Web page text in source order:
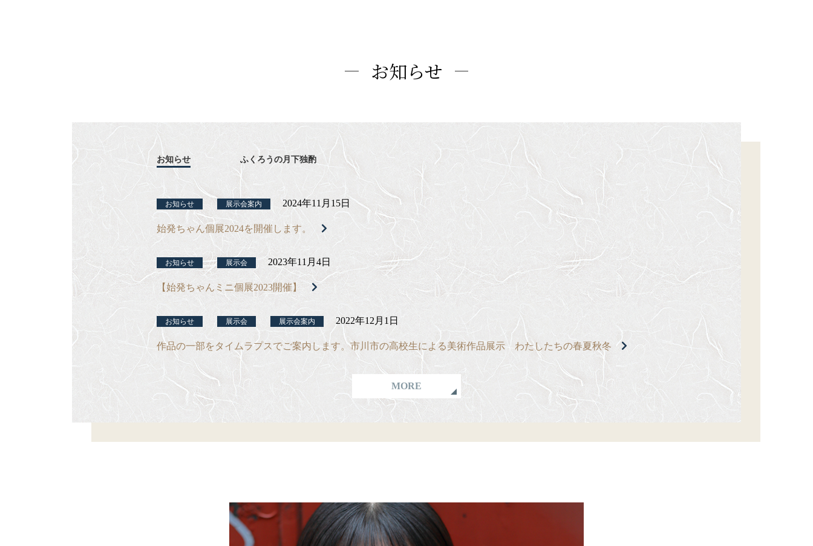
お知らせ
お知らせ ふくろうの月下独酌
お知らせ 展示会案内 2024年11月15日
始発ちゃん個展2024を開催します。
お知らせ 展示会 2023年11月4日
【始発ちゃんミニ個展2023開催】
お知らせ 展示会 展示会案内 2022年12月1日
作品の一部をタイムラプスでご案内します。市川市の高校生による美術作品展示 わたしたちの春夏秋冬
MORE